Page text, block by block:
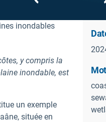
y compris la
inondable, est
un exemple
située en